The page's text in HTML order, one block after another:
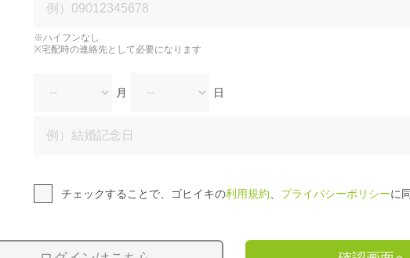
※ハイフンなし
※宅配時の連絡先として必要になります
月 日
チェックすることで、ゴヒイキの利用規約 プライバシーポリシーに